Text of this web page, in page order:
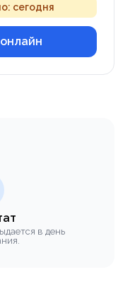
сегодня
в день